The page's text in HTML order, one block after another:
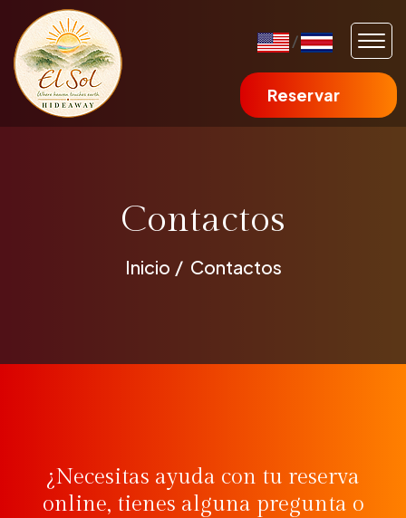
Reservar
/
Contactos
Inicio Contactos
¿Necesitas ayuda con tu reserva
online, tienes alguna pregunta o